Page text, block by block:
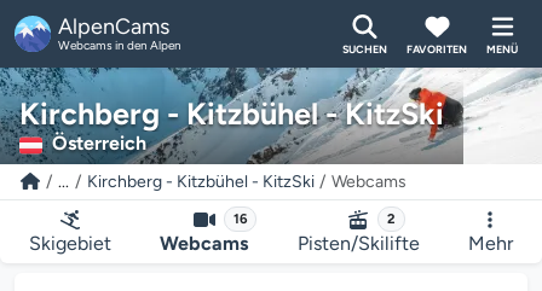
AlpenCams
Webcams in den Alpen SUCHEN FAVORITEN MENÜ
Kirchberg - Kitzbühel - KitzSki
Österreich
... Kirchberg - Kitzbühel - KitzSki Webcams
Skigebiet
16
Webcams
2
Pisten/Skilifte Mehr